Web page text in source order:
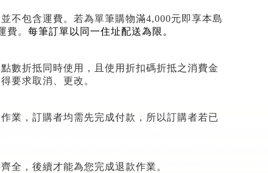
不包含運費。若為單筆購物滿4,000元即享本島
費。 每筆訂單以同一住址配送為限。
數折抵同時使用，且使用折扣碼折抵之消費金
要求取消、更改。
業，訂購者均需先完成付款，所以訂購者若已
全，後續才能為您完成退款作業。